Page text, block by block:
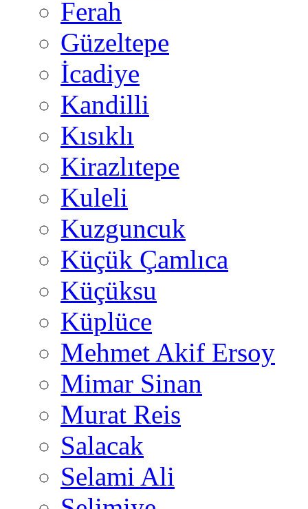
Ferah
Güzeltepe
İcadiye
Kandilli
Kısıklı
Kirazlıtepe
Kuleli
Kuzguncuk
Küçük Çamlıca
Küçüksu
Küplüce
Mehmet Akif Ersoy
Mimar Sinan
Murat Reis
Salacak
Selami Ali